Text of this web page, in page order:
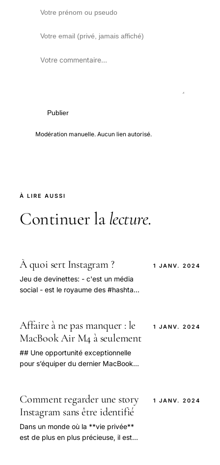
Publier
Modération manuelle. Aucun lien autorisé.
À LIRE AUSSI
Continuer la lecture.
À quoi sert Instagram ?
Jeu de devinettes: - c'est un média
social - est le royaume des #hashtags
Instagram.
1 JANV. 2024
Affaire à ne pas manquer : le
MacBook Air M4 à seulement
## Une opportunité exceptionnelle
pour s’équiper du dernier MacBook
de gamme à prix.
1 JANV. 2024
Comment regarder une story
Instagram sans être identifié
Dans un monde où la **vie privée**
est de plus en plus précieuse, il est
1 JANV. 2024